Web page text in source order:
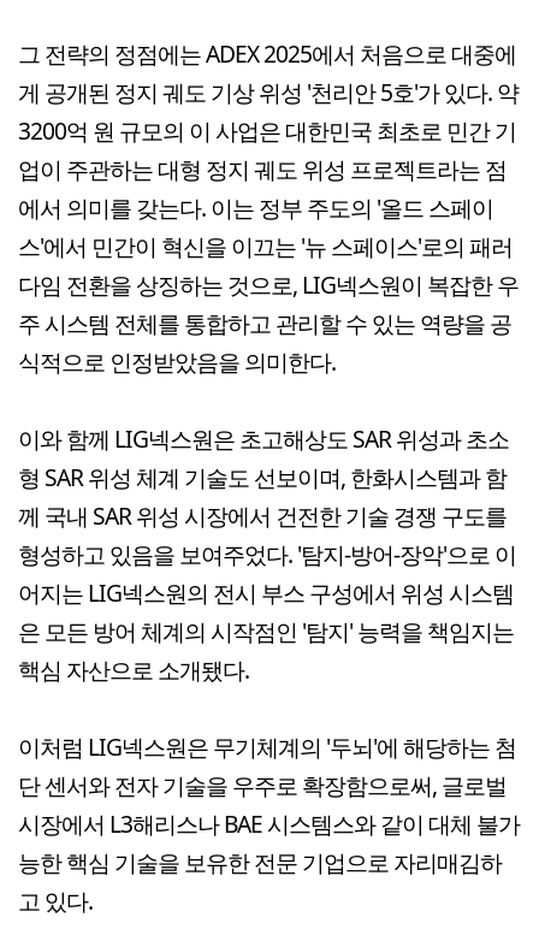
그 전략의 정점에는 ADEX 2025에서 처음으로 대중에
게 공개된 정지 궤도 기상 위성 '천리안 5호'가 있다. 약
3200억 원 규모의 이 사업은 대한민국 최초로 민간 기
업이 주관하는 대형 정지 궤도 위성 프로젝트라는 점
에서 의미를 갖는다. 이는 정부 주도의 '올드 스페이
스'에서 민간이 혁신을 이끄는 '뉴 스페이스'로의 패러
다임 전환을 상징하는 것으로, LIG넥스원이 복잡한 우
주 시스템 전체를 통합하고 관리할 수 있는 역량을 공
식적으로 인정받았음을 의미한다.
이와 함께 LIG넥스원은 초고해상도 SAR 위성과 초소
형 SAR 위성 체계 기술도 선보이며, 한화시스템과 함
께 국내 SAR 위성 시장에서 건전한 기술 경쟁 구도를
형성하고 있음을 보여주었다. '탐지-방어-장악'으로 이
어지는 LIG넥스원의 전시 부스 구성에서 위성 시스템
은 모든 방어 체계의 시작점인 '탐지' 능력을 책임지는
핵심 자산으로 소개됐다.
이처럼 LIG넥스원은 무기체계의 '두뇌'에 해당하는 첨
단 센서와 전자 기술을 우주로 확장함으로써, 글로벌
시장에서 L3해리스나 BAE 시스템스와 같이 대체 불가
능한 핵심 기술을 보유한 전문 기업으로 자리매김하
고 있다.